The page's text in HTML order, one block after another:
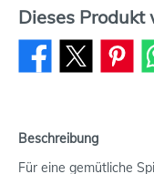
Dieses
Beschreibung
Für eine gemütliche